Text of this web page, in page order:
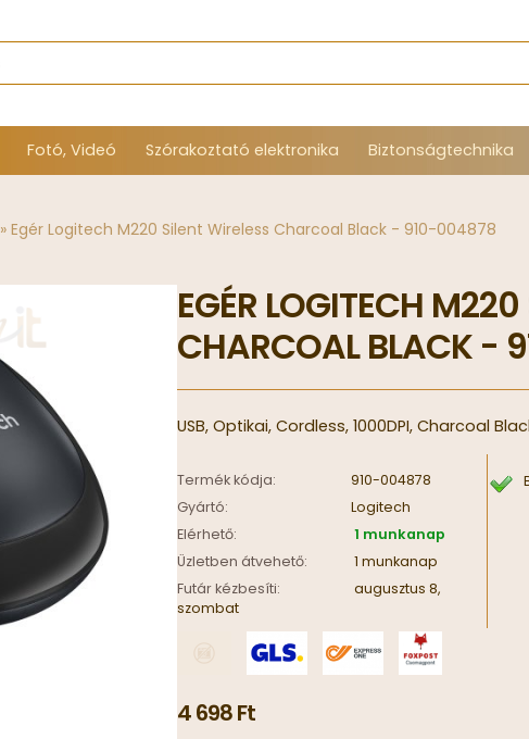
Fotó, Videó Szórakoztató elektronika Biztonságtechnika
»Egér Logitech M220 Silent Wireless Charcoal Black - 910-004878
EGÉR LOGITECH M220
CHARCOAL BLACK -
USB, Optikai, Cordless, 1000DPI, Charcoal
Termék kódja:
910-004878
Gyártó:
Logitech
Elérhető:
1 munkanap
Üzletben átvehető:
1 munkanap
Futár kézbesíti:
augusztus 8,
szombat
4 698 Ft